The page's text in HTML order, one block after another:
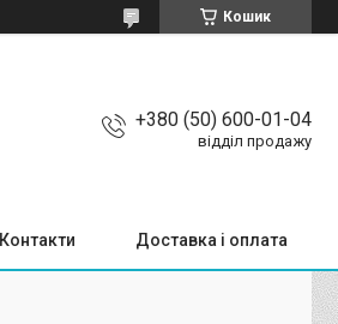
Кошик
+380 (50) 600-01-04
відділ продажу
Контакти Доставка і оплата